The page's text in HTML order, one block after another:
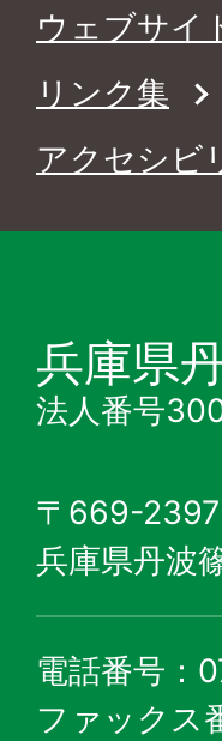
ウェブサイ
リンク集
アクセシビ
兵庫県
法人番号
〒669-2397
兵庫県丹波
電話番号：
ファックス